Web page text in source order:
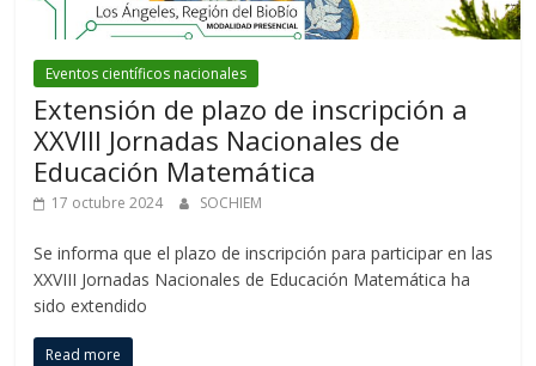
Eventos científicos nacionales
Extensión de plazo de inscripción a
XXVIII Jornadas Nacionales de
Educación Matemática
17 octubre 2024 SOCHIEM
Se informa que el plazo de inscripción para participar en las
XXVIII Jornadas Nacionales de Educación Matemática ha
sido extendido
Read more